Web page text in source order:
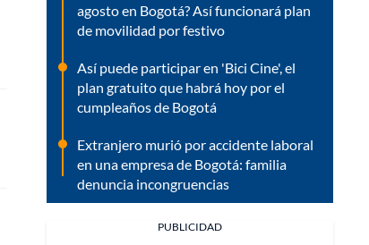
agosto en Bogotá? Así funcionará plan
de movilidad por festivo
Así puede participar en 'Bici Cine', el
plan gratuito que habrá hoy por el
cumpleaños de Bogotá
Extranjero murió por accidente laboral
en una empresa de Bogotá: familia
denuncia incongruencias
PUBLICIDAD